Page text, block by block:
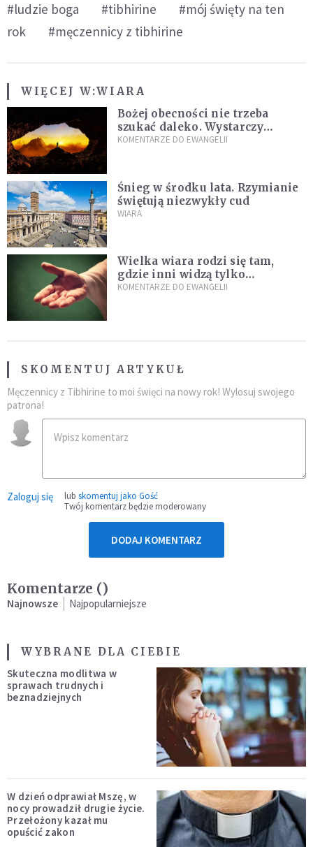
#ludzie boga #tibhirine
#mój święty na ten
rok
#męczennicy z tibhirine
WIĘCEJ W:WIARA
Bożej obecności nie trzeba
szukać daleko. Wystarczy
nauczyć się słuchać
KOMENTARZE DO EWANGELII
Śnieg w środku lata. Rzymianie
świętują niezwykły cud
WIARA
Wielka wiara rodzi się tam,
gdzie inni widzą tylko
przeszkody
KOMENTARZE DO EWANGELII
SKOMENTUJ ARTYKUŁ
Męczennicy z Tibhirine to moi święci na nowy rok! Wylosuj swojego
patrona!
Zaloguj się lub skomentuj jako Gość
Twój komentarz będzie moderowany
DODAJ KOMENTARZ
Komentarze ()
Najnowsze Najpopularniejsze
WYBRANE DLA CIEBIE
Skuteczna modlitwa w
sprawach trudnych i
beznadziejnych
W dzień odprawiał Mszę, w
nocy prowadził drugie życie.
Przełożony kazał mu
opuścić zakon